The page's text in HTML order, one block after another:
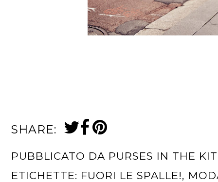
SHARE:
PUBBLICATO DA PURSES IN THE
ETICHETTE: FUORI LE SPALLE!,